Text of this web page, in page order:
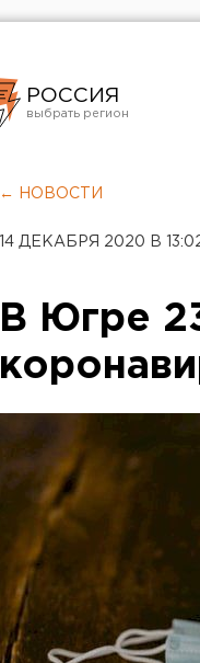
РОССИЯ
Челябинск
← НОВОСТИ
14 ДЕКАБРЯ 2020 В
В Югре